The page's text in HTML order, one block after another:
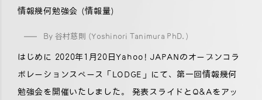
情報幾何勉強会 (情報量)
By 谷村慈則 (Yoshinori Tanimura PhD.)
はじめに 2020年1月20日Yahoo! JAPANのオープンコラ
ボレーションスペース「LODGE」にて、第一回情報幾何
勉強会を開催いたしました。 発表スライドとQ&Aをアッ